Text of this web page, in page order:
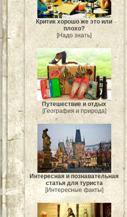
Критик хорошо же это или
плохо?
[Надо знать]
Путешествие и отдых
[География и природа]
Интересная и познавательная
статья для туриста
[Интересные факты]